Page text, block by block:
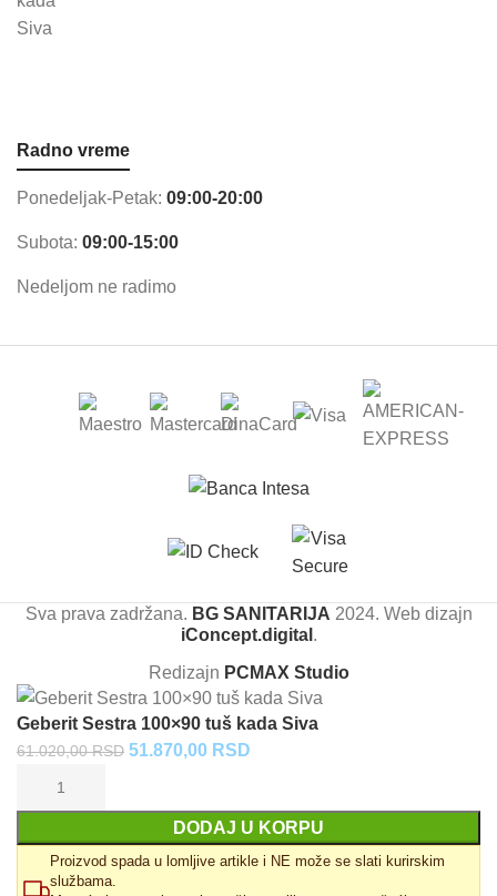
Radno vreme
Ponedeljak-Petak: 09:00-20:00
Subota: 09:00-15:00
Nedeljom ne radimo
Sva prava zadržana. BG SANITARIJA 2024. Web dizajn
iConcept.digital .
Redizajn PCMAX Studio
Geberit Sestra 100×90 tuš kada Siva
61.020,00RSD Originalna
61.020,00 RSD.
51.870,00 RSD
51.870,00 RSD.
DODAJ U KORPU
Proizvod spada u lomljive artikle i NE može se slati kurirskim
službama.